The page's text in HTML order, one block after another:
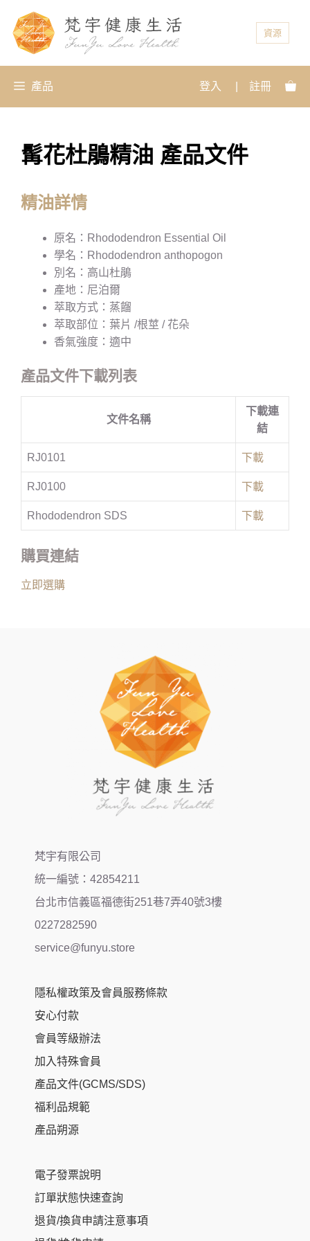
資源
產品 登入 註冊
髯花杜鵑精油 產品文件
精油詳情
原名：Rhododendron Essential Oil
學名：Rhododendron anthopogon
別名：高山杜鵑
產地：尼泊爾
萃取方式：蒸餾
萃取部位：葉片 /根莖 / 花朵
香氣強度：適中
產品文件下載列表
文件名稱
下載連
結
RJ0101 下載
RJ0100 下載
Rhododendron SDS 下載
購買連結
立即選購
梵宇有限公司
統一編號：42854211
台北市信義區福德街251巷7弄40號3樓
0227282590
service@funyu.store
隱私權政策及會員服務條款
安心付款
會員等級辦法
加入特殊會員
產品文件(GCMS/SDS)
福利品規範
產品朔源
電子發票說明
訂單狀態快速查詢
退貨/換貨申請注意事項